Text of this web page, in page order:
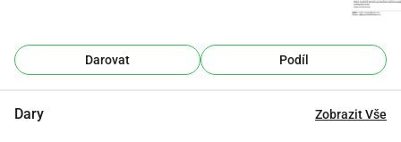
byly o přežití. Přesčasy mi umožnily pokrýt rozdíl mezi
přesčasy nejsou povoleny. Bez nich je můj měsíční příjem
pouze asi 240 USD. Většina mého platu jde přímo mé ženě
pokrýt splátky online půjček a osobní výdaje jako palivo,
Darovat Podíl
Dary Zobrazit Vše